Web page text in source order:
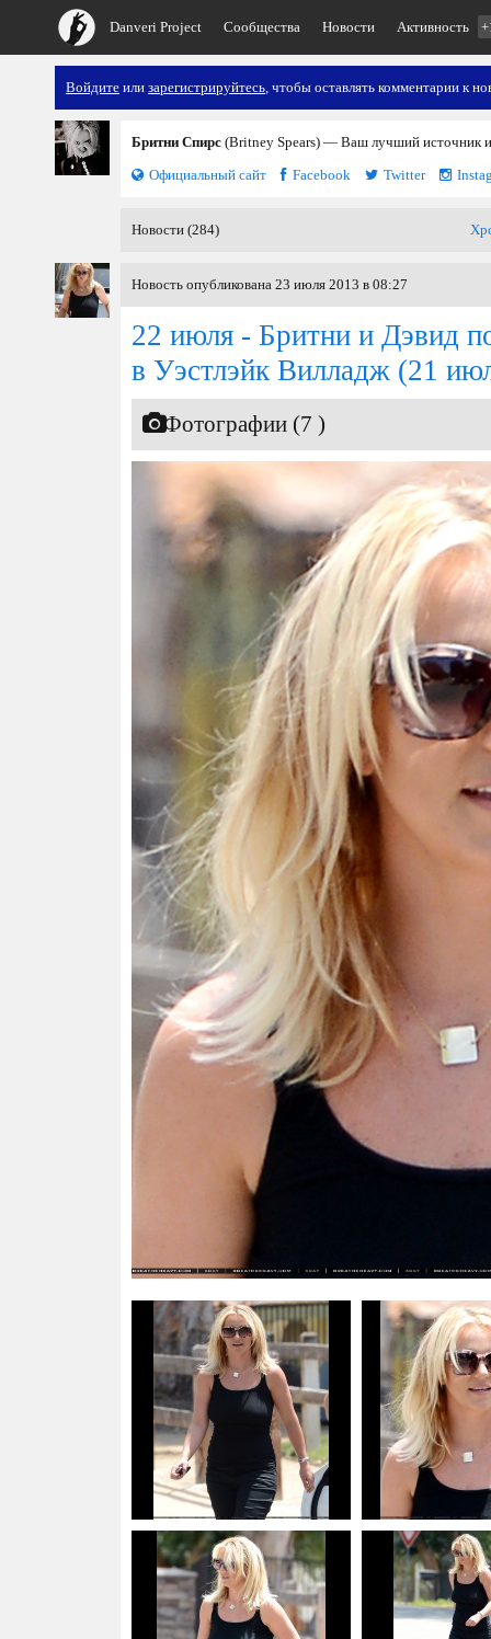
Danveri Project Сообщества Новости Активность
Войдите или зарегистрируйтесь, чтобы оставлять комментарии к
Бритни Спирс (Britney Spears) — Ваш лучший источник
Официальный сайт
Facebook Twitter
Новости (284)
Новость опубликована 23 июля 2013 в 08:27
22 июля - Бритни и Дэвид
в Уэстлэйк Вилладж (21
Фотографии (7 )